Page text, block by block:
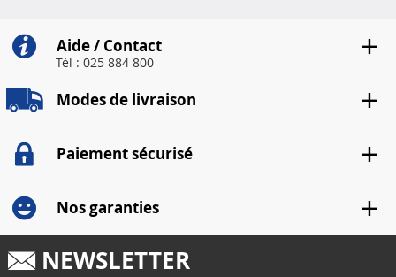
Aide / Contact
Tél : 025 884 800
Modes de livraison
Paiement sécurisé
Nos garanties
NEWSLETTER